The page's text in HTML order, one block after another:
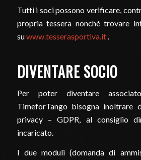
Tutti i soci possono verificare,
propria tessera nonché trovare
suwww.tesserasportiva.it.
DIVENTARE SOCIO
Per poter diventare associato
TimeforTango bisogna inoltrare
privacy – GDPR, al consiglio
incaricato.
I due moduli (domanda di